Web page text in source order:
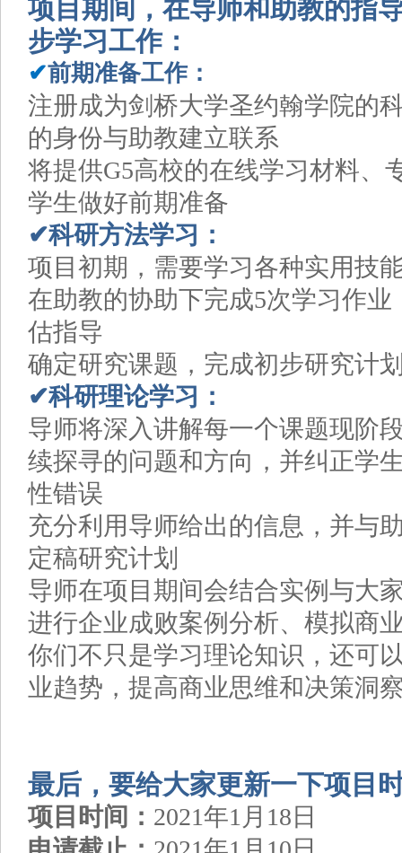
项目期间，在导师和助教的指
步学习工作：
✔前期准备工作：
注册成为剑桥大学圣约翰学院的
的身份与助教建立联系
将提供G5高校的在线学习材料、
学生做好前期准备
✔科研方法学习：
项目初期，需要学习各种实用技
在助教的协助下完成5次学习作
估指导
确定研究课题，完成初步研究计
✔科研理论学习：
导师将深入讲解每一个课题现阶
续探寻的问题和方向，并纠正学
性错误
充分利用导师给出的信息，并与
定稿研究计划
导师在项目期间会结合实例与大
进行企业成败案例分析、模拟商
你们不只是学习理论知识，还可
业趋势，提高商业思维和决策洞
最后，要给大家更新一下项目
项目时间： 2021年1月18日